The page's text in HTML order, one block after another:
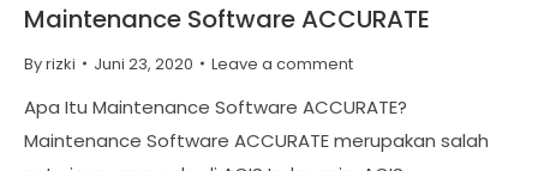
Maintenance Software ACCURATE
Byrizki Juni 23, 2020 Leave a comment
Apa Itu Maintenance Software ACCURATE?
Maintenance Software ACCURATE merupakan salah